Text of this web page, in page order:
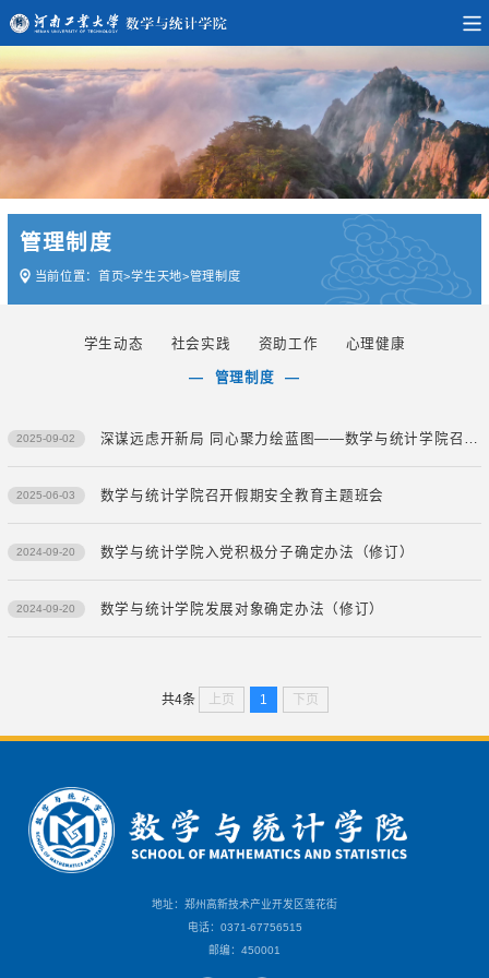
管理制度
当前位置： 首页>学生天地>管理制度
学生动态 社会实践 资助工作 心理健康
管理制度
2025-09-02
2025-06-03 数学与统计学院召开假期安全教育主题班会
2024-09-20 数学与统计学院入党积极分子确定办法（修订）
2024-09-20 数学与统计学院发展对象确定办法（修订）
共4条 上页 1 下页
地址：郑州高新技术产业开发区莲花街
电话：0371-67756515
邮编：450001